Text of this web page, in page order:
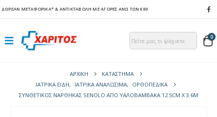
ΔΩΡΕΑΝ ΜΕΤΑΦΟΡΙΚΑ* & ΑΝΤΙΚΤΑΒΟΛΗ ΜΕ ΑΓΟΡΕΣ ΑΝΩ ΤΩΝ €80
0
ΑΡΧΙΚΉ
ΚΑΤΆΣΤΗΜΑ
ΙΑΤΡΙΚΑ ΕΙΔΗ, ΙΑΤΡΙΚΑ ΑΝΑΛΩΣΙΜΑ,
ΟΡΘΟΠΕΔΙΚΆ
ΣΥΝΘΕΤΙΚΌΣ ΝΆΡΘΗΚΑΣ SENOLO ΑΠΌ ΥΑΛΟΒΆΜΒΑΚΑ 12.5CM X 3.6M